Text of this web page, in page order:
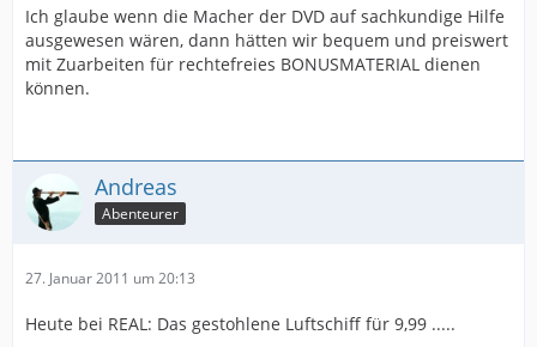
Ich glaube wenn die Macher der DVD auf sachkundige Hilfe
ausgewesen wären, dann hätten wir bequem und preiswert
mit Zuarbeiten für rechtefreies BONUSMATERIAL dienen
können.
Andreas
Abenteurer
27. Januar 2011 um 20:13
Heute bei REAL: Das gestohlene Luftschiff für 9,99 .....